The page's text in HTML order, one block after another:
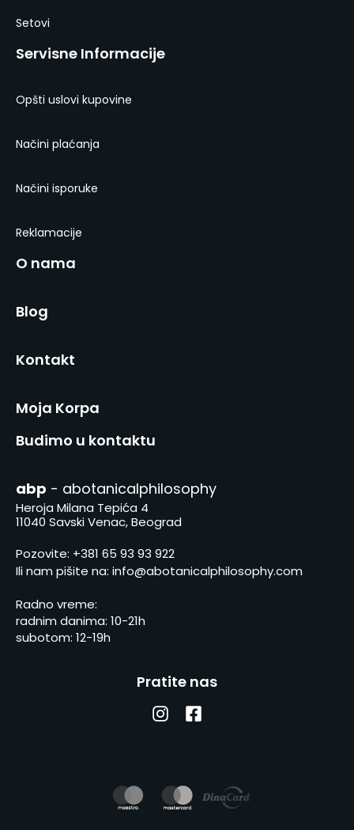
Setovi
Servisne Informacije
Opšti uslovi kupovine
Načini plaćanja
Načini isporuke
Reklamacije
O nama
Blog
Kontakt
Moja Korpa
Budimo u kontaktu
abp - abotanicalphilosophy
Heroja Milana Tepića 4
11040 Savski Venac, Beograd
Pozovite: +381 65 93 93 922
Ili nam pišite na: info@abotanicalphilosophy.com
Radno vreme:
radnim danima: 10-21h
subotom: 12-19h
Pratite nas